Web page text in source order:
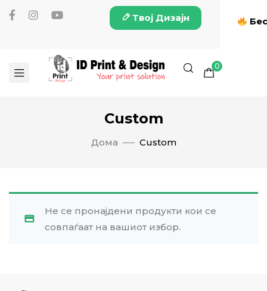
Твој Дизајн
0
Custom
Дома Custom
Не се пронајдени продукти кои се
совпаѓаат на вашиот избор.